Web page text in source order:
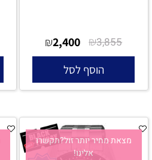
₪3,855
₪2,400
הוסף לסל
מצאת מחיר יותר זול?תקשרו
אלינו!